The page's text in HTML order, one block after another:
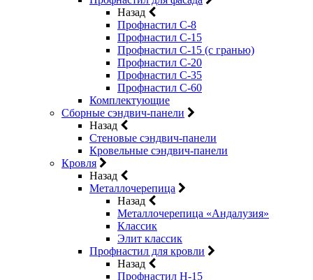
Назад
Профнастил С-8
Профнастил С-15
Профнастил С-15 (с гранью)
Профнастил С-20
Профнастил С-35
Профнастил С-60
Комплектующие
Сборные сэндвич-панели
Назад
Стеновые сэндвич-панели
Кровельные сэндвич-панели
Кровля
Назад
Металлочерепица
Назад
Металлочерепица «Андалузия»
Классик
Элит классик
Профнастил для кровли
Назад
Профнастил Н-15